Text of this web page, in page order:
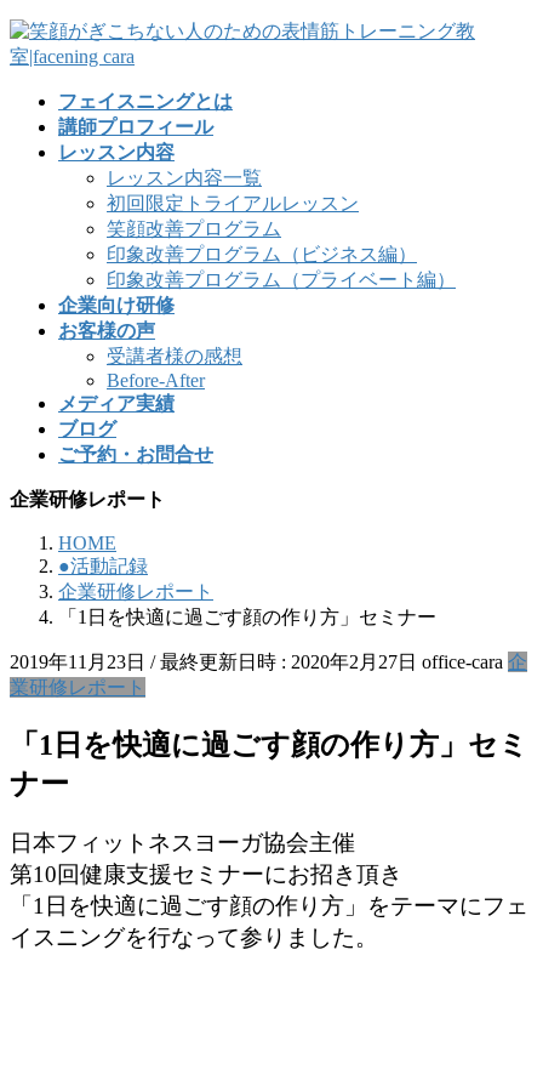
フェイスニングとは
講師プロフィール
レッスン内容
レッスン内容一覧
初回限定トライアルレッスン
笑顔改善プログラム
印象改善プログラム（ビジネス編）
印象改善プログラム（プライベート編）
企業向け研修
お客様の声
受講者様の感想
Before-After
メディア実績
ブログ
ご予約・お問合せ
企業研修レポート
HOME
●活動記録
企業研修レポート
「1日を快適に過ごす顔の作り方」セミナー
2019年11月23日 / 最終更新日時 : 2020年2月27日 office-cara 企
業研修レポート
「1日を快適に過ごす顔の作り方」セミ
ナー
日本フィットネスヨーガ協会主催
第10回健康支援セミナーにお招き頂き
「1日を快適に過ごす顔の作り方」をテーマにフェ
イスニングを行なって参りました。